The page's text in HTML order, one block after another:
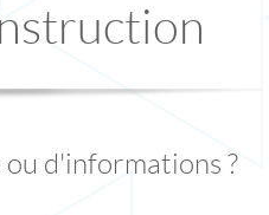
ou d'informations ?